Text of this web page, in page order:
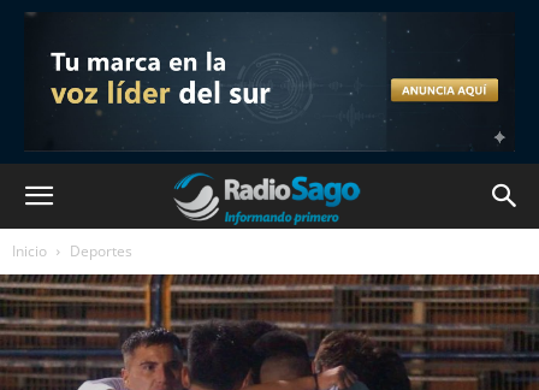
Inicio Deportes